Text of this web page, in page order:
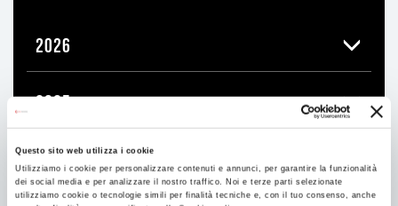
Questo sito web utilizza i cookie
Utilizziamo i cookie per personalizzare contenuti e annunci, per garantire la funzionalità
dei social media e per analizzare il nostro traffico. Noi e terze parti selezionate
utilizziamo cookie o tecnologie simili per finalità tecniche e, con il tuo consenso, anche
2026
2025
2024